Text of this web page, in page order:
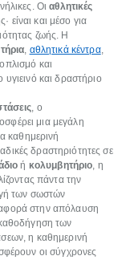
Οιαθλητικές
και μέσο για
ζωής. Η
, αθλητικά κέντρα,
και
και δραστήριο
, ο
μια μεγάλη
καθημερινή
δραστηριότητες σε
ή κολυμβητήριο, η
πάντα την
των σωστών
στην απόλαυση
των
η καθημερινή
οι σύγχρονες